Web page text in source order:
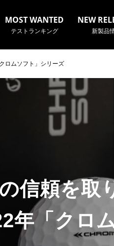
MOST WANTED
テストランキング
NEW
新製品
ロムソフト」シリーズ
信頼を取
年「クロ
ブ名など、検索したい事柄を入力